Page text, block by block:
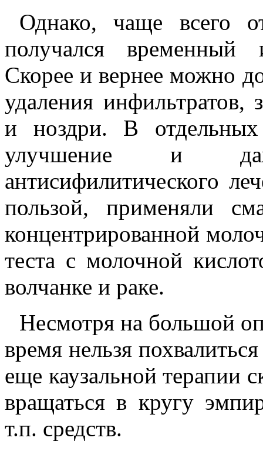
Однако, чаще всего
получался временный
Скорее и вернее можно
удаления
и ноздри. В отдельных
улучшение и
антисифилитического
пользой, применяли
концентрированной
теста с молочной
волчанке и раке.
Несмотря на большой
время нельзя
еще каузальной терапии
вращаться в кругу
т.п. средств.